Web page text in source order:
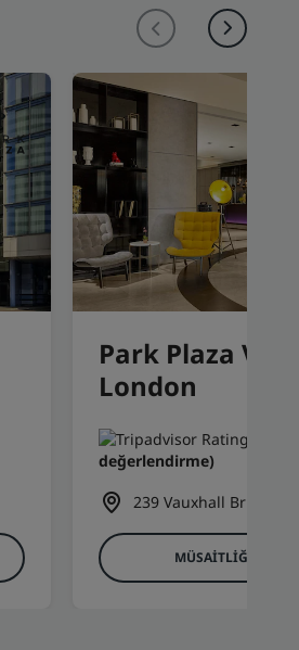
Park Plaza
London
değerlendirme)
239 Vauxhall Bridge
MÜSAITLIĞI